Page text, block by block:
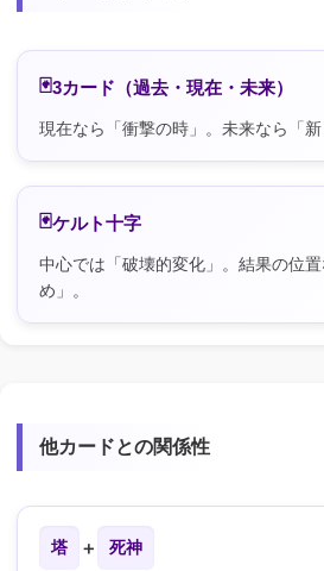
3カード（過去・現在・未来）
現在なら「衝撃の時」。未来なら「新
ケルト十字
中心では「破壊的変化」。結果の位
め」。
他カードとの関係性
塔 ＋ 死神